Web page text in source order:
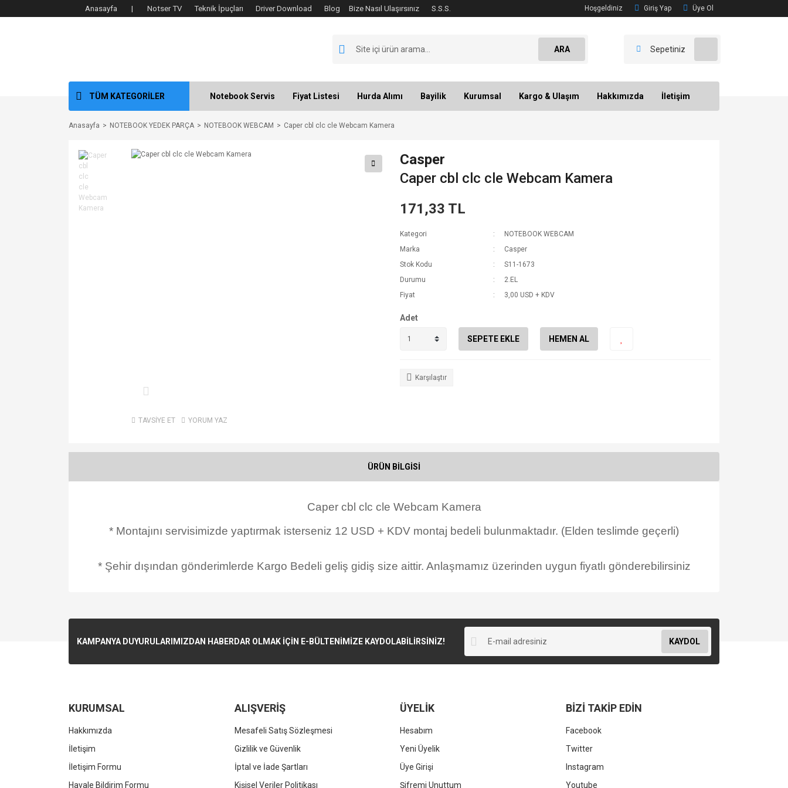
Anasayfa | Notser TV Teknik İpuçları Driver Download Blog Bize Nasıl UlaşırsınızS.S.S. Hoşgeldiniz Giriş Yap Üye Ol
ARA Sepetiniz
TÜM KATEGORİLER Notebook Servis Fiyat Listesi Hurda Alımı Bayilik Kurumsal Kargo & Ulaşım Hakkımızda İletişim
Anasayfa NOTEBOOK YEDEK PARÇA NOTEBOOK WEBCAM Caper cbl clc cle Webcam Kamera
TAVSİYE ET YORUM YAZ
Casper
Caper cbl clc cle Webcam Kamera
171,33 TL
Kategori
NOTEBOOK WEBCAM
Marka
Casper
Stok Kodu
S11-1673
Durumu
2.EL
Fiyat
3,00 USD + KDV
Adet
SEPETE EKLE HEMEN AL
Karşılaştır
ÜRÜN BİLGİSİ
Caper cbl clc cle Webcam Kamera
* Montajını servisimizde yaptırmak isterseniz 12 USD + KDV montaj bedeli bulunmaktadır. (Elden teslimde geçerli)
* Şehir dışından gönderimlerde Kargo Bedeli geliş gidiş size aittir. Anlaşmamız üzerinden uygun fiyatlı gönderebilirsiniz
KAMPANYA DUYURULARIMIZDAN HABERDAR OLMAK İÇİN E-BÜLTENİMİZE KAYDOLABİLİRSİNİZ! KAYDOL
KURUMSAL
Hakkımızda
İletişim
İletişim Formu
Havale Bildirim Formu
ALIŞVERİŞ
Mesafeli Satış Sözleşmesi
Gizlilik ve Güvenlik
İptal ve İade Şartları
Kişisel Veriler Politikası
ÜYELİK
Hesabım
Yeni Üyelik
Üye Girişi
Şifremi Unuttum
BİZİ TAKİP EDİN
Facebook
Twitter
Instagram
Youtube